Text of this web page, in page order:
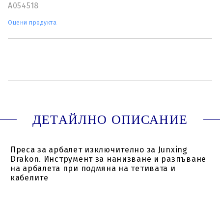
A054518
Оцени продукта
ДЕТАЙЛНО ОПИСАНИЕ
Преса за арбалет изключително за Junxing
Drakon. Инструмент за нанизване и разпъване
на арбалета при подмяна на тетивата и
кабелите